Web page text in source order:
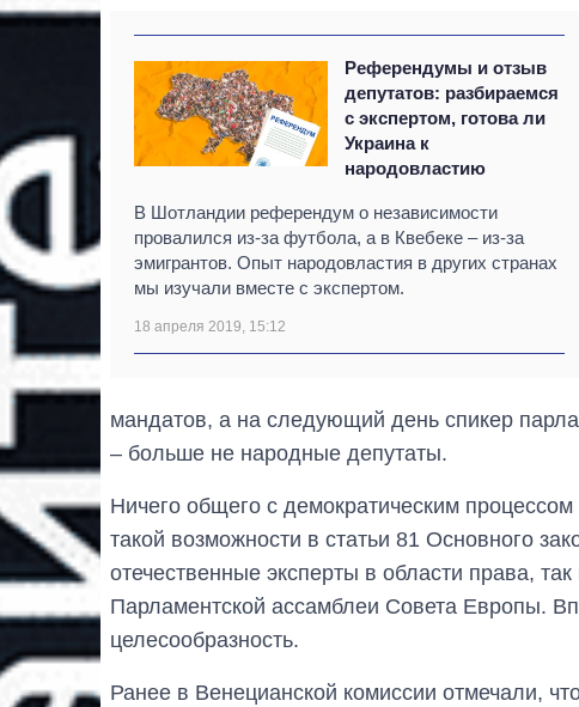
Референдумы и отзыв
депутатов: разбираемся
с экспертом, готова ли
Украина к
народовластию
В Шотландии референдум о независимости
провалился из-за футбола, а в Квебеке – из-за
эмигрантов. Опыт народовластия в других странах
мы изучали вместе с экспертом.
18 апреля 2019, 15:12
мандатов, а на следующий день спикер
– больше не народные депутаты.
Ничего общего с демократическим
такой возможности в статьи 81 Основного
отечественные эксперты в области права,
Парламентской ассамблеи Совета Европы.
целесообразность.
Ранее в Венецианской комиссии отмечали,